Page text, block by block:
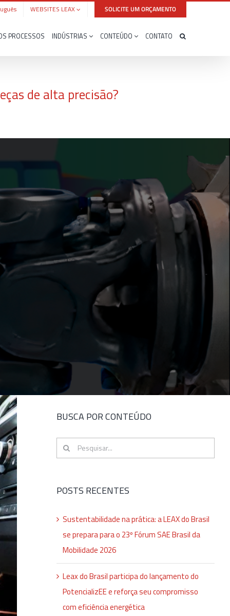
WEBSITES LEAX SOLICITE UM ORÇAMENTO
PROCESSOS INDÚSTRIAS CONTEÚDO CONTATO
de alta precisão?
BUSCA POR CONTEÚDO
Buscar
resultados
POSTS RECENTES
Sustentabilidade na prática: a LEAX do Brasil
se prepara para o 23º Fórum SAE Brasil da
Mobilidade 2026
Leax do Brasil participa do lançamento do
PotencializEE e reforça seu compromisso
com eficiência energética